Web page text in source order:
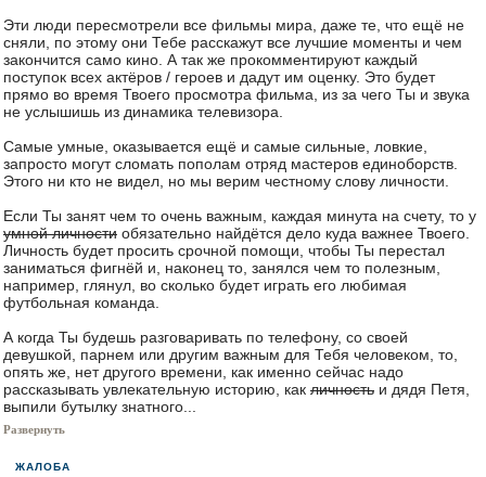
Эти люди пересмотрели все фильмы мира, даже те, что ещё не
сняли, по этому они Тебе расскажут все лучшие моменты и чем
закончится само кино. А так же прокомментируют каждый
поступок всех актёров / героев и дадут им оценку. Это будет
прямо во время Твоего просмотра фильма, из за чего Ты и звука
не услышишь из динамика телевизора.
Самые умные, оказывается ещё и самые сильные, ловкие,
запросто могут сломать пополам отряд мастеров единоборств.
Этого ни кто не видел, но мы верим честному слову личности.
Если Ты занят чем то очень важным, каждая минута на счету, то у
умной личности обязательно найдётся дело куда важнее Твоего.
Личность будет просить срочной помощи, чтобы Ты перестал
заниматься фигнёй и, наконец то, занялся чем то полезным,
например, глянул, во сколько будет играть его любимая
футбольная команда.
А когда Ты будешь разговаривать по телефону, со своей
девушкой, парнем или другим важным для Тебя человеком, то,
опять же, нет другого времени, как именно сейчас надо
рассказывать увлекательную историю, как личность и дядя Петя,
выпили бутылку знатного...
Развернуть
ЖАЛОБА